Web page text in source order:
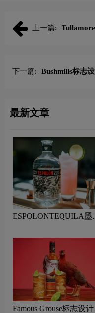
上一篇:
下一篇:
Bushmills标志
最新文章
ESPOLONTEQUILA墨
威士忌品牌设计理念
Famous Grouse标志设计